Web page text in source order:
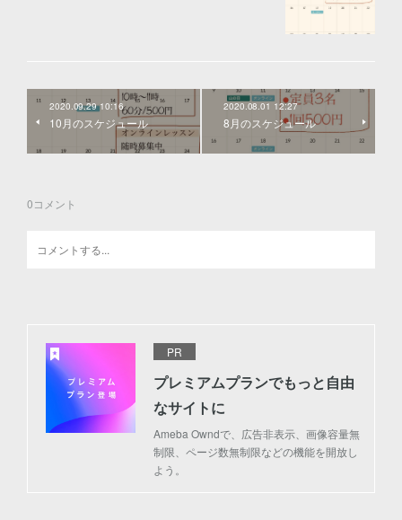
2020.09.29 10:16
10月のスケジュール
2020.08.01 12:27
8月のスケジュール
0コメント
PR
プレミアムプランでもっと自由
なサイトに
Ameba Owndで、広告非表示、画像容量無
制限、ページ数無制限などの機能を開放し
よう。